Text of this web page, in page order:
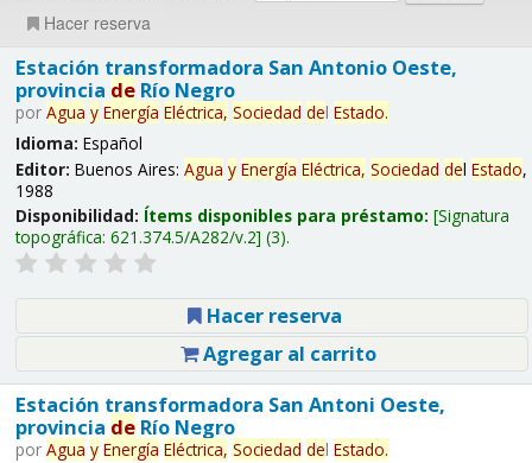
Hacer reserva
Estación transformadora San Antonio Oeste,
provincia deRío Negro
por Agua y Energía Eléctrica, Sociedad del Estado.
Idioma: Español
Editor: Buenos Aires: Agua y Energía Eléctrica, Sociedad del Estado,
1988
Disponibilidad: Ítems disponibles para préstamo: Signatura
topográfica: 621.374.5/A282/v.2 (3).
Hacer reserva
Agregar al carrito
Estación transformadora San Antoni Oeste,
provincia deRío Negro
por Agua y Energía Eléctrica, Sociedad del Estado.